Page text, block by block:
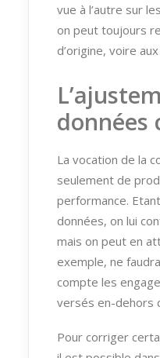
vue à l’autre sur
on peut toujours
d’origine, voire
données
La vocation de la
seulement de
performance.
données, on lui
mais on peut en
exemple, ne
compte les
versés en-dehors
Pour corriger